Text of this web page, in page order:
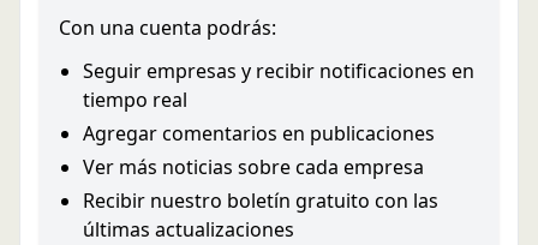
Con una cuenta podrás:
Seguir empresas y recibir notificaciones en
tiempo real
Agregar comentarios en publicaciones
Ver más noticias sobre cada empresa
Recibir nuestro boletín gratuito con las
últimas actualizaciones